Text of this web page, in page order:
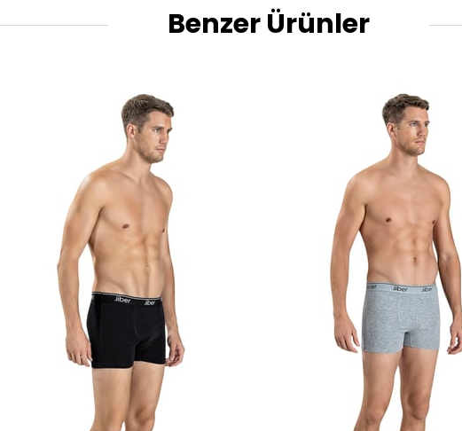
Benzer Ürünler